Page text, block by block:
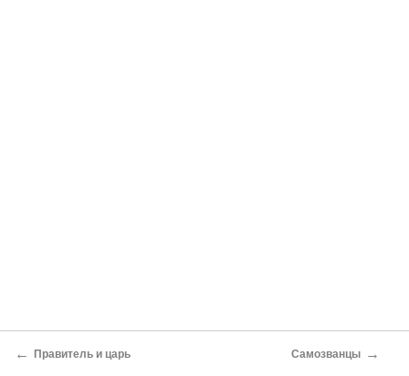
← Правитель и царь Самозванцы →